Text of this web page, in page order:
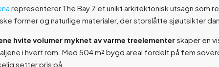
representerer The Bay 7 et unikt arkitektonisk utsagn som
former og naturlige materialer, der storslåtte sjøutsikter
hvite volumer myknet av varme treelementerskaper en
i hvert rom. Med 504 m² bygd areal fordelt på fem
setter pris på.